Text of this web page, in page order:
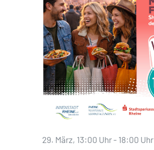
29. März, 13:00 Uhr- 18:00 Uhr